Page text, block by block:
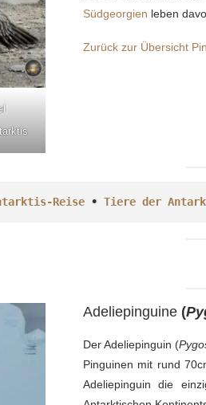
Südgeorgien leben
Zurück zur Übersicht
Reise • Tiere der
Adeliepinguine (
Der Adeliepinguin (
Pinguinen mit rund
Adeliepinguin die